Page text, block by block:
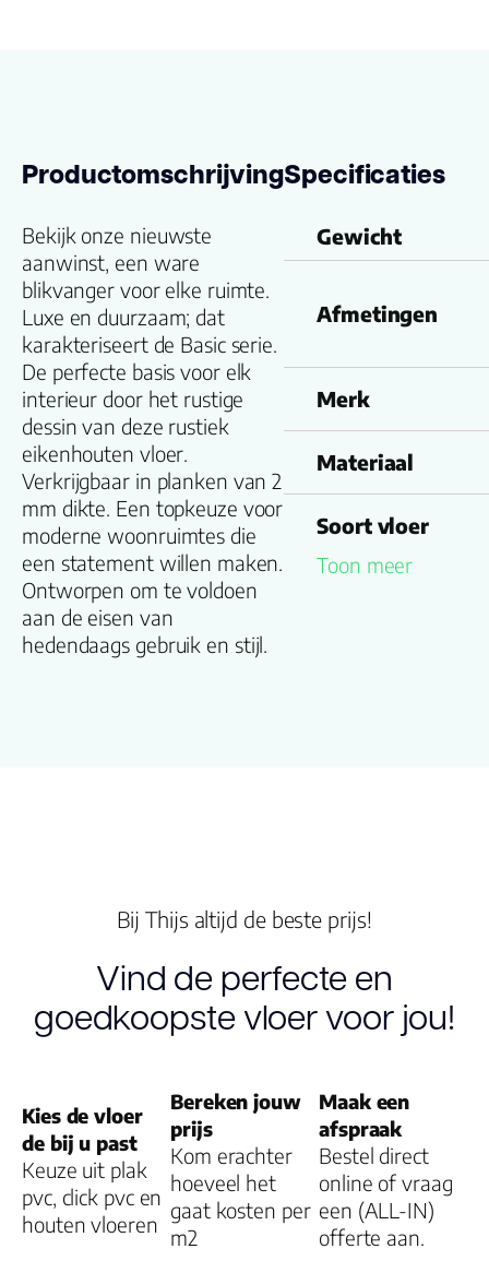
Productomschrijving
Bekijk onze nieuwste
aanwinst, een ware
blikvanger voor elke ruimte.
Luxe en duurzaam; dat
karakteriseert de Basic serie.
De perfecte basis voor elk
interieur door het rustige
dessin van deze rustiek
eikenhouten vloer.
Verkrijgbaar in planken van 2
mm dikte. Een topkeuze voor
moderne woonruimtes die
een statement willen maken.
Ontworpen om te voldoen
aan de eisen van
hedendaags gebruik en stijl.
Specificaties
Gewicht
Afmetingen
Merk
Materiaal
Soort vloer
Breedte plank
(cm)
Inhoud pak (m2)
Aantal per pak
Dikte toplaag
(mm)
Dikte plank
Toon meer
Bij Thijs altijd de beste prijs!
Vind de perfecte en
goedkoopste vloer voor jou!
Kies de vloer
de bij u past
Keuze uit plak
pvc, click pvc en
houten vloeren
Bereken jouw
prijs
Kom erachter
hoeveel het
gaat kosten per
m2
Maak een
afspraak
Bestel direct
online of vraag
een (ALL-IN)
offerte aan.